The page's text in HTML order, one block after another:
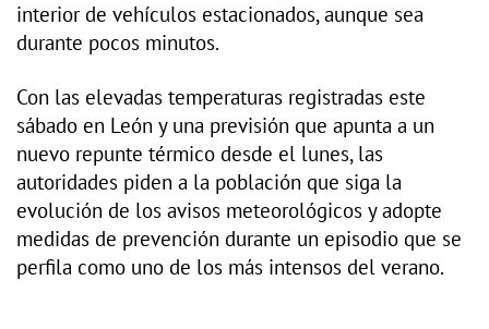
interior de vehículos estacionados, aunque sea
durante pocos minutos.
Con las elevadas temperaturas registradas este
sábado en León y una previsión que apunta a un
nuevo repunte térmico desde el lunes, las
autoridades piden a la población que siga la
evolución de los avisos meteorológicos y adopte
medidas de prevención durante un episodio que se
perfila como uno de los más intensos del verano.